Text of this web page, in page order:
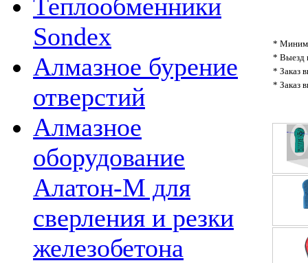
Теплообменники
Sondex
Алмазное бурение
отверстий
Алмазное
оборудование
Алатон-М для
сверления и резки
железобетона
*
* Выезд
* Заказ
* Заказ